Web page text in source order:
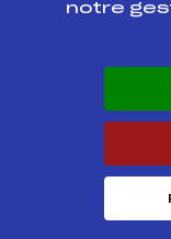
Pôle vie de
Carrières
notre